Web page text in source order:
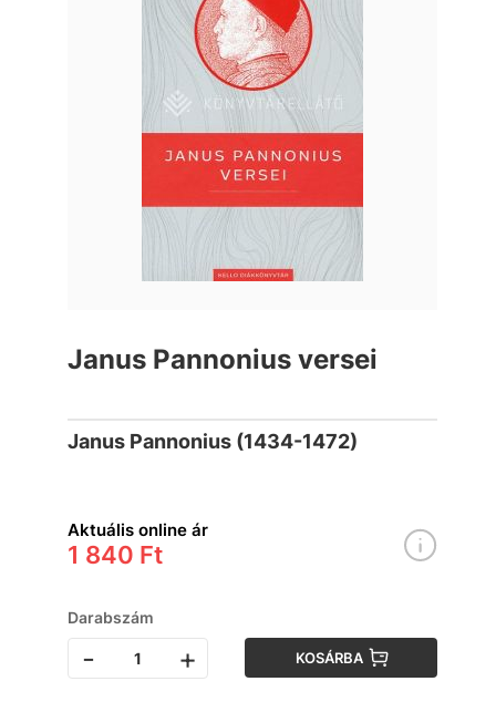
Janus Pannonius versei
Janus Pannonius (1434-1472)
Aktuális online ár
1 840 Ft
Darabszám
- + KOSÁRBA